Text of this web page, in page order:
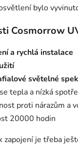
bylo
Cosmorrow
a rychlá instalace
světelné
tepla a nízká
proti nárazům a
20000 hodin
zapojení je třeba